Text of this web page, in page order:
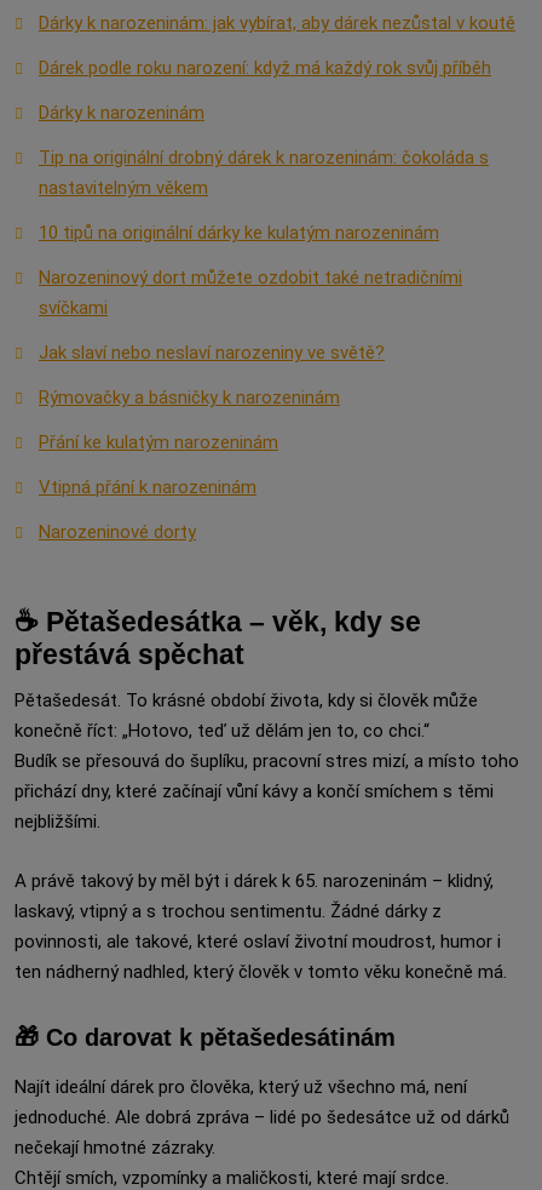
Dárky k narozeninám: jak vybírat, aby dárek nezůstal v koutě
Dárek podle roku narození: když má každý rok svůj příběh
Dárky k narozeninám
Tip na originální drobný dárek k narozeninám: čokoláda s
nastavitelným věkem
10 tipů na originální dárky ke kulatým narozeninám
Narozeninový dort můžete ozdobit také netradičními
svíčkami
Jak slaví nebo neslaví narozeniny ve světě?
Rýmovačky a básničky k narozeninám
Přání ke kulatým narozeninám
Vtipná přání k narozeninám
Narozeninové dorty
☕ Pětašedesátka – věk, kdy se
přestává spěchat
Pětašedesát. To krásné období života, kdy si člověk může
konečně říct: „Hotovo, teď už dělám jen to, co chci.“
Budík se přesouvá do šuplíku, pracovní stres mizí, a místo toho
přichází dny, které začínají vůní kávy a končí smíchem s těmi
nejbližšími.
A právě takový by měl být i dárek k 65. narozeninám – klidný,
laskavý, vtipný a s trochou sentimentu. Žádné dárky z
povinnosti, ale takové, které oslaví životní moudrost, humor i
ten nádherný nadhled, který člověk v tomto věku konečně má.
🎁 Co darovat k pětašedesátinám
Najít ideální dárek pro člověka, který už všechno má, není
jednoduché. Ale dobrá zpráva – lidé po šedesátce už od dárků
nečekají hmotné zázraky.
Chtějí smích, vzpomínky a maličkosti, které mají srdce.